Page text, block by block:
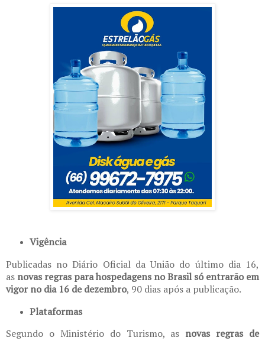
Vigência
Publicadas no Diário Oficial da União do último dia 16,
as novas regras para hospedagens no Brasil só entrarão em
vigor no dia 16 de dezembro, 90 dias após a publicação.
Plataformas
Segundo o Ministério do Turismo, as novas regras de